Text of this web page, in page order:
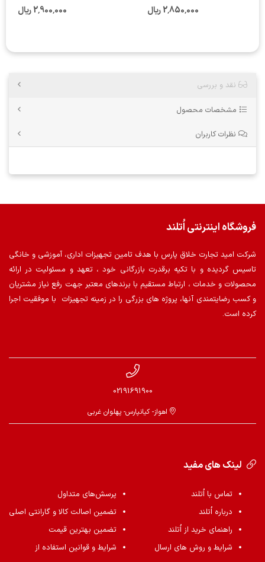
2٬850٬000 ریال 2٬900٬000 ریال
نقد و بررسی
مشخصات محصول
نظرات کاربران
فروشگاه اینترنتی اُتلند
شرکت امید تجارت خلاق پارس با هدف تامین تجهیزات اداری، آموزشی و خانگی
تاسیس گردیده و با تکیه برقدرت بازرگانی خود ، تعهد و مسئولیت در ارائه
محصولات و خدمات ، ارتباط مستقیم با برندهای معتبر جهت رفع نیاز مشتریان
و کسب رضایتمندی آنها، پروژه های بزرگی را در زمینه تجهیزات با موفقیت اجرا
کرده است.
02191691900
اهواز- کیانپارس- پهلوان غربی
لینک های مفید
تماس با اُتلند
درباره اُتلند
راهنمای خرید از اُتلند
شرایط و روش های ارسال
پرسش‌های متداول
تضمین اصالت کالا و گارانتی اصلی
تضمین بهترین قیمت
شرایط و قوانین استفاده از